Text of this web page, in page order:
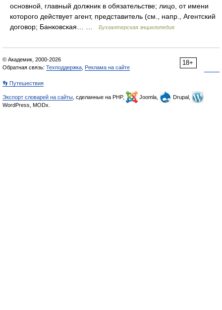
основной, главный должник в обязательстве; лицо, от имени
которого действует агент, представитель (см., напр., Агентский
договор; Банковская… …
Бухгалтерская энциклопедия
18+
© Академик, 2000-2026
Обратная связь: Техподдержка Реклама на сайте
👣 Путешествия
Экспорт словарей на сайты , сделанные на PHP, Joomla,
Drupal,
WordPress, MODx.